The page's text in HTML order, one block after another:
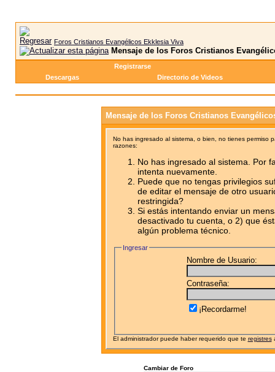
Foros Cristianos Evangélicos Ekklesia Viva
Mensaje de los Foros Cristianos
Registrarse
Descargas
Directorio de Videos
Mensaje de los Foros Cristianos
No has ingresado al sistema, o bien, no tienes permiso
razones:
No has ingresado al sistema. Por
intenta nuevamente.
Puede que no tengas privilegios
de editar el mensaje de otro
restringida?
Si estás intentando enviar un
desactivado tu cuenta, o 2) que
algún problema técnico.
Ingresar
Nombre de Usuario:
Contraseña:
¡Recordarme!
El administrador puede haber requerido que te registres
Cambiar de Foro